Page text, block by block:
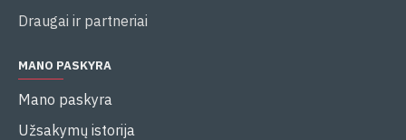
Draugai ir partneriai
MANO PASKYRA
Mano paskyra
Užsakymų istorija